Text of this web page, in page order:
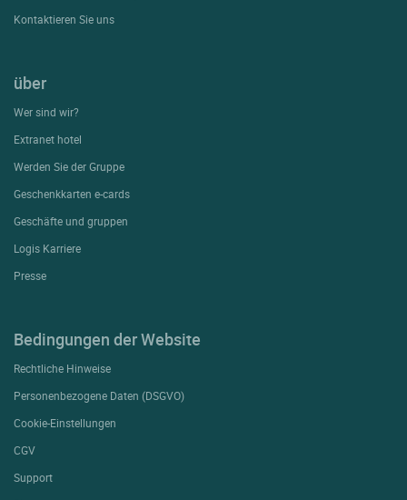
Kontaktieren Sie uns
über
Wer sind wir?
Extranet hotel
Werden Sie der Gruppe
Geschenkkarten e-cards
Geschäfte und gruppen
Logis Karriere
Presse
Bedingungen der Website
Rechtliche Hinweise
Personenbezogene Daten (DSGVO)
Cookie-Einstellungen
CGV
Support